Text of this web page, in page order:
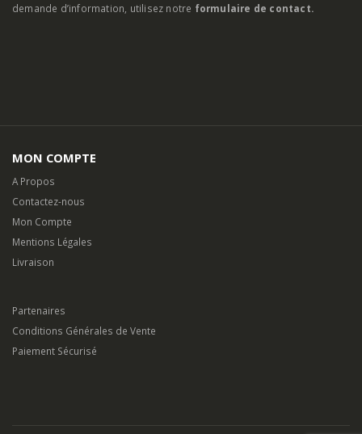
demande d’information, utilisez notre formulaire de contact.
MON COMPTE
A Propos
Contactez-nous
Mon Compte
Mentions Légales
Livraison
Partenaires
Conditions Générales de Vente
Paiement Sécurisé